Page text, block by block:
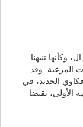
وكأنها تنبهنا
المرعبة. وقد
الجديد، في
الأولى، نقيضا